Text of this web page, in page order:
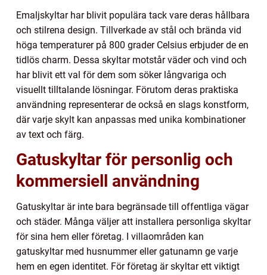
Emaljskyltar har blivit populära tack vare deras hållbara
och stilrena design. Tillverkade av stål och brända vid
höga temperaturer på 800 grader Celsius erbjuder de en
tidlös charm. Dessa skyltar motstår väder och vind och
har blivit ett val för dem som söker långvariga och
visuellt tilltalande lösningar. Förutom deras praktiska
användning representerar de också en slags konstform,
där varje skylt kan anpassas med unika kombinationer
av text och färg.
Gatuskyltar för personlig och
kommersiell användning
Gatuskyltar är inte bara begränsade till offentliga vägar
och städer. Många väljer att installera personliga skyltar
för sina hem eller företag. I villaområden kan
gatuskyltar med husnummer eller gatunamn ge varje
hem en egen identitet. För företag är skyltar ett viktigt